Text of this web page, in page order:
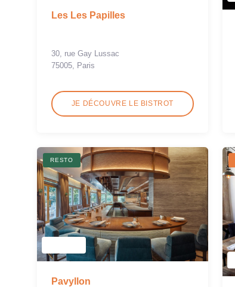
Les Les Papilles
30, rue Gay Lussac
75005, Paris
JE DÉCOUVRE LE BISTROT
RESTO
Pavyllon